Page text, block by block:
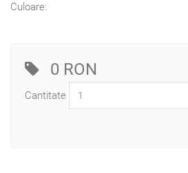
Culoare:
0 RON
Cantitate